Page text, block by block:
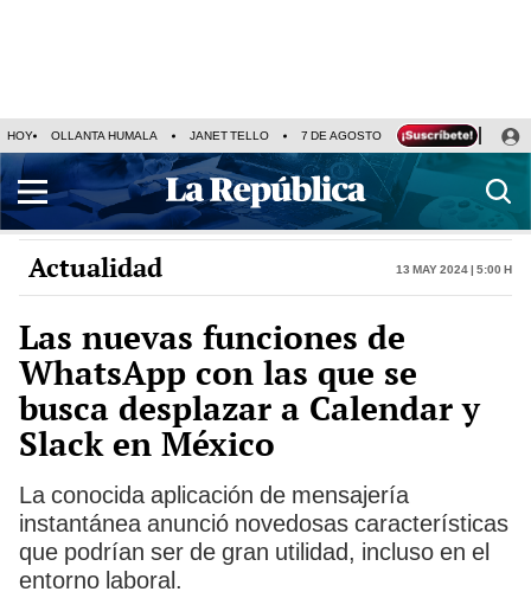
HOY OLLANTA HUMALA JANET TELLO 7 DE AGOSTO TINKA RESULTADOS
Actualidad 13 May 2024 | 5:00 h
Las nuevas funciones de
WhatsApp con las que se
busca desplazar a Calendar y
Slack en México
La conocida aplicación de mensajería
instantánea anunció novedosas características
que podrían ser de gran utilidad, incluso en el
entorno laboral.